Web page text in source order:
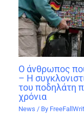
Ο άνθρωπος
– Η
του ποδηλάτη
χρόνια
News / By